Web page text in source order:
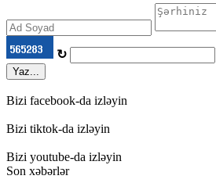
↻
Yaz...
Bizi facebook-da izləyin
Bizi tiktok-da izləyin
Bizi youtube-da izləyin
Son xəbərlər